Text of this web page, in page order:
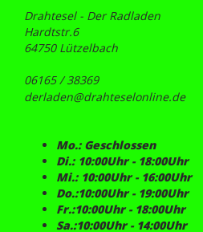
Drahtesel - Der Radladen
Hardtstr.6
64750 Lützelbach
06165 / 38369
derladen@drahteselonline.de
Mo.: Geschlossen
Di.: 10:00Uhr - 18:00Uhr
Mi.: 10:00Uhr - 16:00Uhr
Do.:10:00Uhr - 19:00Uhr
Fr.:10:00Uhr - 18:00Uhr
Sa.:10:00Uhr - 14:00Uhr